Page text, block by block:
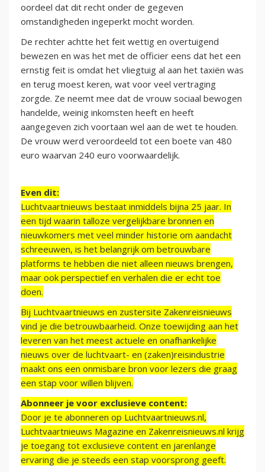
oordeel dat dit recht onder de gegeven
omstandigheden ingeperkt mocht worden.
De rechter achtte het feit wettig en overtuigend
bewezen en was het met de officier eens dat het een
ernstig feit is omdat het vliegtuig al aan het taxiën was
en terug moest keren, wat voor veel vertraging
zorgde. Ze neemt mee dat de vrouw sociaal bewogen
handelde, weinig inkomsten heeft en heeft
aangegeven zich voortaan wel aan de wet te houden.
De vrouw werd veroordeeld tot een boete van 480
euro waarvan 240 euro voorwaardelijk.
Even dit:
Luchtvaartnieuws bestaat inmiddels bijna 25 jaar. In
een tijd waarin talloze vergelijkbare bronnen en
nieuwkomers met veel minder historie om aandacht
schreeuwen, is het belangrijk om betrouwbare
platforms te hebben die niet alleen nieuws brengen,
maar ook perspectief en verhalen die er echt toe
doen.
Bij Luchtvaartnieuws en zustersite Zakenreisnieuws
vind je die betrouwbaarheid. Onze toewijding aan het
leveren van het meest actuele en onafhankelijke
nieuws over de luchtvaart- en (zaken)reisindustrie
maakt ons een onmisbare bron voor lezers die graag
een stap voor willen blijven.
Abonneer je voor exclusieve content:
Door je te abonneren op Luchtvaartnieuws.nl,
Luchtvaartnieuws Magazine en Zakenreisnieuws.nl krijg
je toegang tot exclusieve content en jarenlange
ervaring die je steeds een stap voorsprong geeft.